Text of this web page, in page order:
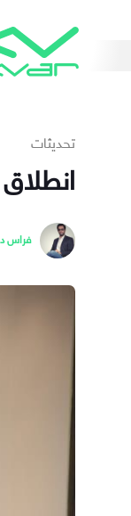
تحديثات
فراس